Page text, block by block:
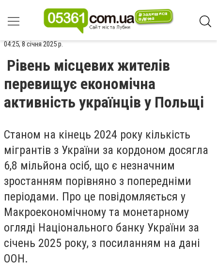
04:25, 8 січня 2025 р.
Рівень місцевих жителів
перевищує економічна
активність українців у Польщі
Станом на кінець 2024 року кількість
мігрантів з України за кордоном досягла
6,8 мільйона осіб, що є незначним
зростанням порівняно з попередніми
періодами. Про це повідомляється у
Макроекономічному та монетарному
огляді Національного банку України за
січень 2025 року, з посиланням на дані
ООН.